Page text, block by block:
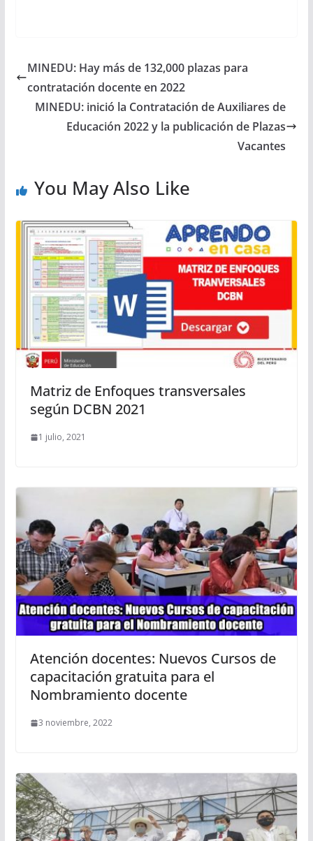
MINEDU: Hay más de 132,000 plazas para
contratación docente en 2022
MINEDU: inició la Contratación de Auxiliares de
Educación 2022 y la publicación de Plazas
Vacantes
You May Also Like
Matriz de Enfoques transversales
según DCBN 2021
1 julio, 2021
Atención docentes: Nuevos Cursos de
capacitación gratuita para el
Nombramiento docente
3 noviembre, 2022